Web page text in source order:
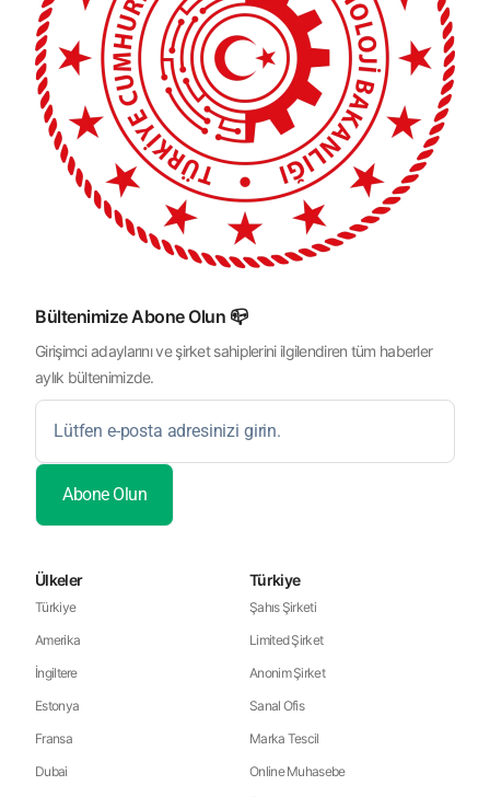
Bültenimize Abone Olun 📪
Girişimci adaylarını ve şirket sahiplerini ilgilendiren tüm haberler
aylık bültenimizde.
Ülkeler
Türkiye
Amerika
İngiltere
Estonya
Fransa
Dubai
Türkiye
Şahıs Şirketi
Limited Şirket
Anonim Şirket
Sanal Ofis
Marka Tescil
Online Muhasebe